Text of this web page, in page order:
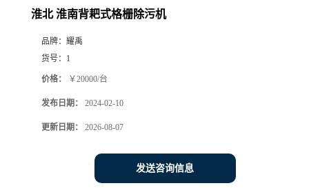
淮北 淮南背耙式格栅除污机
品牌： 耀禹
货号： 1
价格： ￥20000/台
发布日期： 2024-02-10
更新日期： 2026-08-07
发送咨询信息